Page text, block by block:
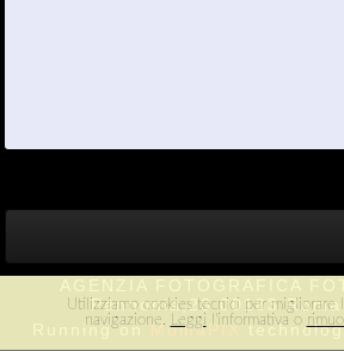
Pannonia,23 00183
Running onMomaPIX
Utilizziamo cookies tecnici per migliorare
navigazione. Leggi l'informativa o